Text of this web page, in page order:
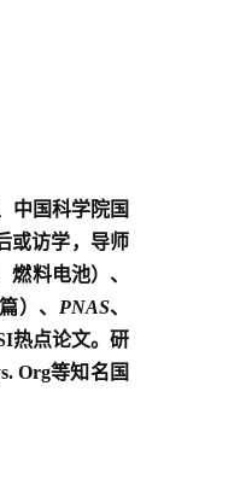
中国科学院国
或访学，导师
料电池）、
篇）、 PNAS、
热点论文。研
Org等知名国